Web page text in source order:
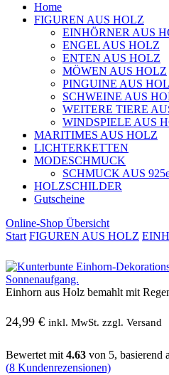
Home
FIGUREN AUS HOLZ
EINHÖRNER AUS
ENGEL AUS HOLZ
ENTEN AUS HOLZ
MÖWEN AUS HOLZ
PINGUINE AUS
SCHWEINE AUS
WEITERE TIERE
WINDSPIELE AUS
MARITIMES AUS HOLZ
LICHTERKETTEN
MODESCHMUCK
SCHMUCK AUS
HOLZSCHILDER
Gutscheine
Online-Shop Übersicht
Start FIGUREN AUS HOLZ
Einhorn aus Holz bemahlt mit
24,99 € inkl. MwSt. zzgl. Versand
Bewertet mit 4.63 von 5, basierend
(8 Kundenrezensionen)